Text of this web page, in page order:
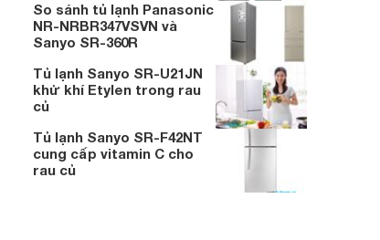
So sánh tủ lạnh Panasonic
NR-NRBR347VSVN và
Sanyo SR-360R
Tủ lạnh Sanyo SR-U21JN
khử khí Etylen trong rau
củ
Tủ lạnh Sanyo SR-F42NT
cung cấp vitamin C cho
rau củ